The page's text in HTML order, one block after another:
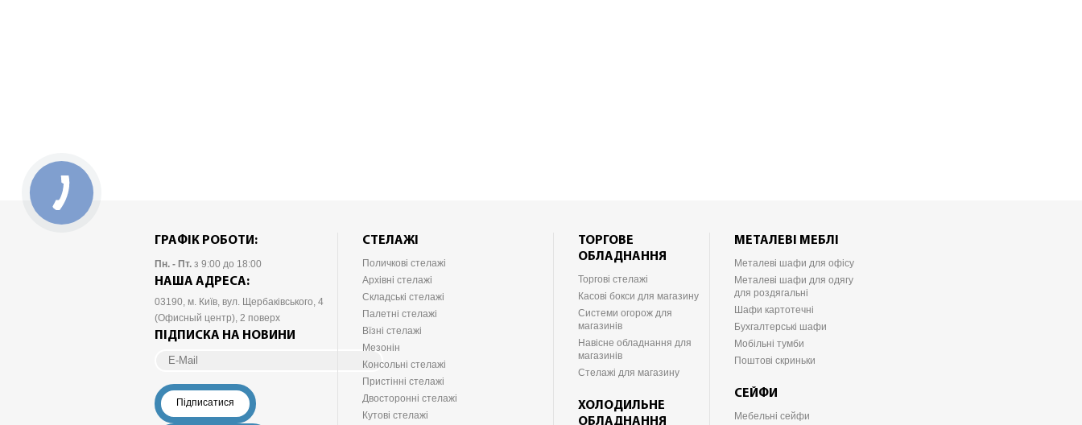
ГРАФІК РОБОТИ:
Пн. - Пт. з 9:00 до 18:00
НАША АДРЕСА:
03190, м. Київ, вул. Щербаківського, 4
(Офисный центр), 2 поверх
ПІДПИСКА НА НОВИНИ
Підписатися
СТЕЛАЖІ
Поличкові стелажі
Архівні стелажі
Складські стелажі
Палетні стелажі
Вїзні стелажі
Мезонін
Консольні стелажі
Пристінні стелажі
Двосторонні стелажі
Кутові стелажі
ТОРГОВЕ
ОБЛАДНАННЯ
Торгові стелажі
Касові бокси для магазину
Системи огорож для
магазинів
Навісне обладнання для
магазинів
Стелажі для магазину
ХОЛОДИЛЬНЕ
ОБЛАДНАННЯ
МЕТАЛЕВІ МЕБЛІ
Металеві шафи для офісу
Металеві шафи для одягу
для роздягальні
Шафи картотечні
Бухгалтерські шафи
Мобільні тумби
Поштові скриньки
СЕЙФИ
Мебельні сейфи